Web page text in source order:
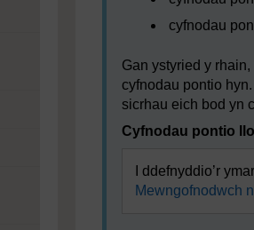
cyfnodau
Gan ystyried y
cyfnodau pontio
sicrhau eich bod yn
Cyfnodau pontio
I ddefnyddio’r
Mewngofnodwch